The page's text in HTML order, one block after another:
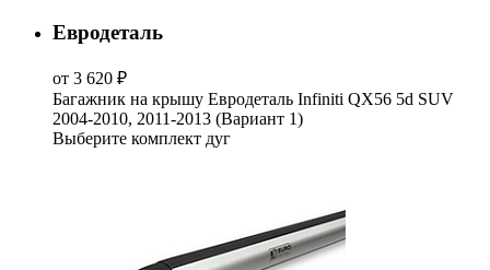
Евродеталь
от 3 620 ₽
Багажник на крышу Евродеталь Infiniti QX56 5d SUV
2004-2010, 2011-2013 (Вариант 1)
Выберите комплект дуг